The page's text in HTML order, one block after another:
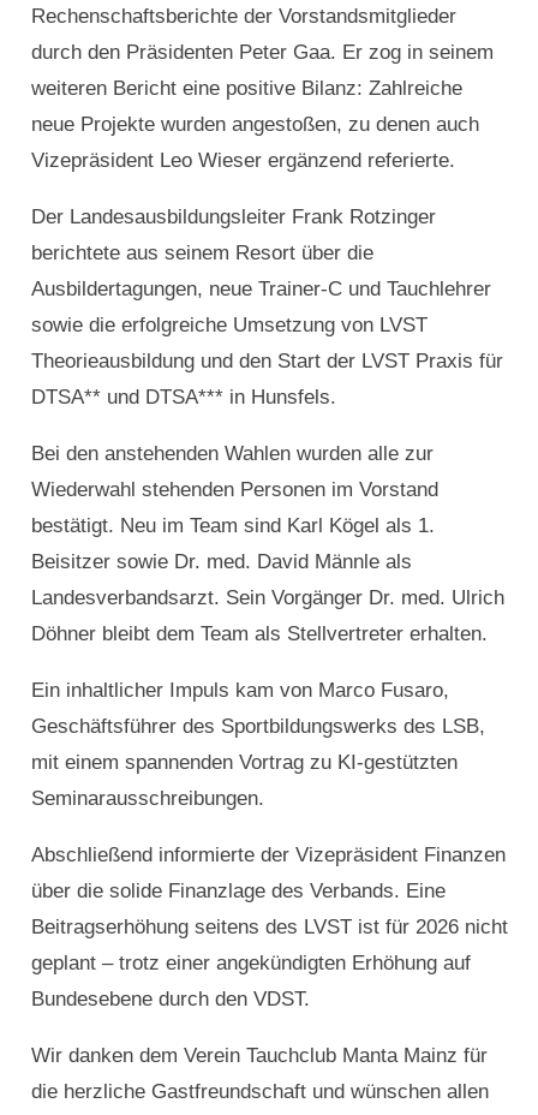
Rechenschaftsberichte der Vorstandsmitglieder
durch den Präsidenten Peter Gaa. Er zog in seinem
weiteren Bericht eine positive Bilanz: Zahlreiche
neue Projekte wurden angestoßen, zu denen auch
Vizepräsident Leo Wieser ergänzend referierte.
Der Landesausbildungsleiter Frank Rotzinger
berichtete aus seinem Resort über die
Ausbildertagungen, neue Trainer-C und Tauchlehrer
sowie die erfolgreiche Umsetzung von LVST
Theorieausbildung und den Start der LVST Praxis für
DTSA** und DTSA*** in Hunsfels.
Bei den anstehenden Wahlen wurden alle zur
Wiederwahl stehenden Personen im Vorstand
bestätigt. Neu im Team sind Karl Kögel als 1.
Beisitzer sowie Dr. med. David Männle als
Landesverbandsarzt. Sein Vorgänger Dr. med. Ulrich
Döhner bleibt dem Team als Stellvertreter erhalten.
Ein inhaltlicher Impuls kam von Marco Fusaro,
Geschäftsführer des Sportbildungswerks des LSB,
mit einem spannenden Vortrag zu KI-gestützten
Seminarausschreibungen.
Abschließend informierte der Vizepräsident Finanzen
über die solide Finanzlage des Verbands. Eine
Beitragserhöhung seitens des LVST ist für 2026 nicht
geplant – trotz einer angekündigten Erhöhung auf
Bundesebene durch den VDST.
Wir danken dem Verein Tauchclub Manta Mainz für
die herzliche Gastfreundschaft und wünschen allen